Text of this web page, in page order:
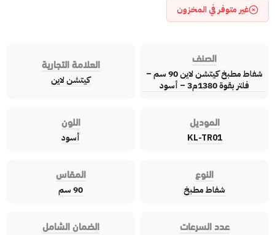
غير متوفر في المخزون
الصنف
شفاط مطبخ كيتشن لاين 90 سم –
فلتر بقوة 1380م3 – أسود
العلامة التجارية
كيتشن لاين
الموديل
KL-TR01
اللون
أسود
النوع
شفاط مطبخ
المقاس
90 سم
عدد السرعات الضمان الشامل